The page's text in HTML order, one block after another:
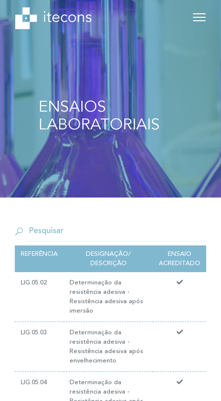
ENSAIOS
LABORATORIAIS
REFERÊNCIA
DESIGNAÇÃO/
DESCRIÇÃO
ENSAIO
ACREDITADO
LIG.05.02
Determinação da
resistência adesiva -
Resistência adesiva após
imersão
LIG.05.03
Determinação da
resistência adesiva -
Resistência adesiva após
envelhecimento
LIG.05.04
Determinação da
resistência adesiva -